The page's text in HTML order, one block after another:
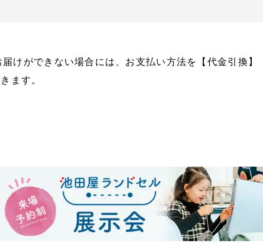
けができない場合には、お支払い方法を【代金引換】
ます。